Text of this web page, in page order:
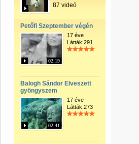
87 videó
Petőfi Szeptember végén
02:19
17 éve
Látták:291
Balogh Sándor Elveszett
gyöngyszem
02:41
17 éve
Látták:273